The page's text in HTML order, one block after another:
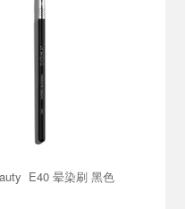
Sigma Beauty E40 晕染刷 黑色